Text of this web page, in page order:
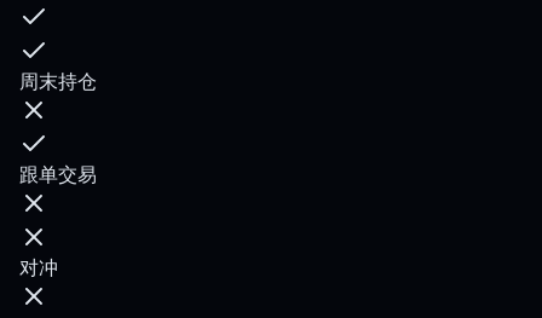
周末持仓
跟单交易
对冲